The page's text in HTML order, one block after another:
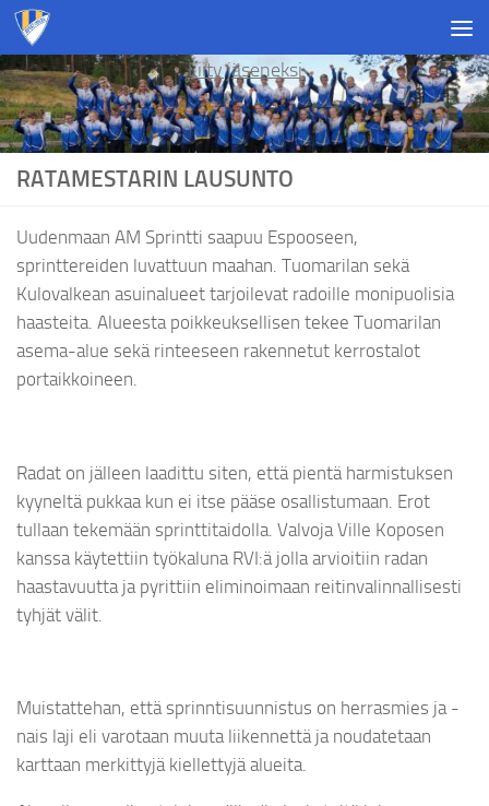
Skip to content
Liity jäseneksi
RATAMESTARIN LAUSUNTO
Uudenmaan AM Sprintti saapuu Espooseen,
sprinttereiden luvattuun maahan. Tuomarilan sekä
Kulovalkean asuinalueet tarjoilevat radoille monipuolisia
haasteita. Alueesta poikkeuksellisen tekee Tuomarilan
asema-alue sekä rinteeseen rakennetut kerrostalot
portaikkoineen.
Radat on jälleen laadittu siten, että pientä harmistuksen
kyyneltä pukkaa kun ei itse pääse osallistumaan. Erot
tullaan tekemään sprinttitaidolla. Valvoja Ville Koposen
kanssa käytettiin työkaluna RVI:ä jolla arvioitiin radan
haastavuutta ja pyrittiin eliminoimaan reitinvalinnallisesti
tyhjät välit.
Muistattehan, että sprinntisuunnistus on herrasmies ja -
nais laji eli varotaan muuta liikennettä ja noudatetaan
karttaan merkittyjä kiellettyjä alueita.